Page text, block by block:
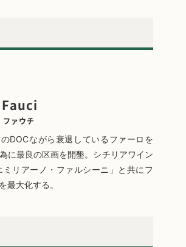
ファウチ
DOCながら衰退しているファーロを
に最良の区画を開墾。シチリアワイン
ミリアーノ・ファルシーニ」と共にフ
最大化する。